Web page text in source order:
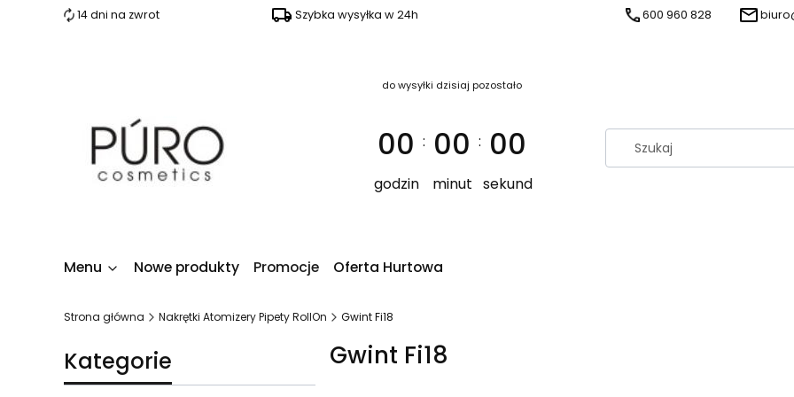
14 dni na zwrot Szybka wysyłka w 24h 600 960 828
do wysyłki dzisiaj pozostało
00
godzin
: 00
minut
: 00
sekund
Menu Nowe produkty Promocje Oferta Hurtowa
Strona główna Nakrętki Atomizery Pipety RollOn Gwint Fi18
Kategorie Gwint Fi18